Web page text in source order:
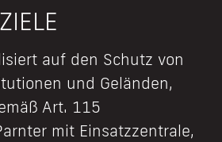
auf den Schutz von
und Geländen,
Art. 115
mit Einsatzzentrale,